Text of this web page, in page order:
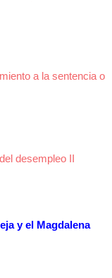
a la sentencia o
desempleo II
y el Magdalena